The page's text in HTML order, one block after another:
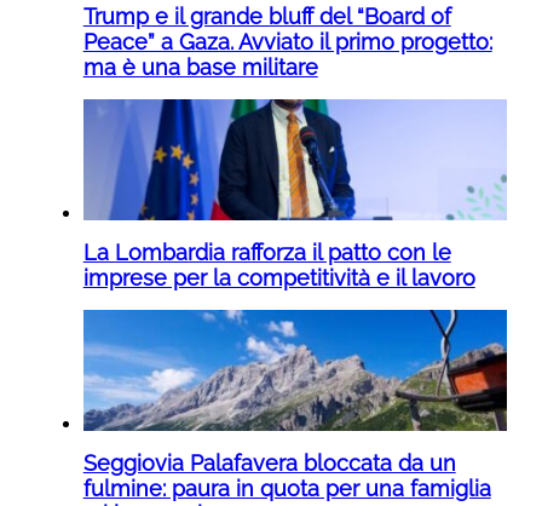
Trump e il grande bluff del “Board of
Peace” a Gaza. Avviato il primo progetto:
ma è una base militare
La Lombardia rafforza il patto con le
imprese per la competitività e il lavoro
Seggiovia Palafavera bloccata da un
fulmine: paura in quota per una famiglia